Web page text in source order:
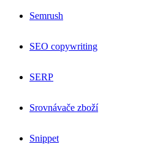
Semrush
SEO copywriting
SERP
Srovnávače zboží
Snippet